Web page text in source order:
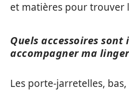
et matières pour trouver
Quels accessoires sont
accompagner ma
Les porte-jarretelles,